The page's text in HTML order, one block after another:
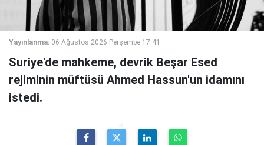
Yayınlanma: 06 Ağustos 2026 Perşembe 17:41
Suriye'de mahkeme, devrik Beşar Esed
rejiminin müftüsü Ahmed Hassun'un idamını
istedi.